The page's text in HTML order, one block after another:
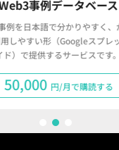
事例データベース
例を日本語で分かりやすく、
しやすい形（Googleスプレ
）で提供するサービスです。
50,000 円/月で購読する